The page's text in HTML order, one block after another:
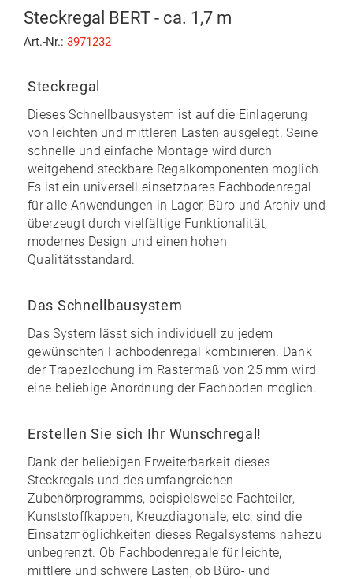
Steckregal BERT - ca. 1,7 m
Art.-Nr.: 3971232
Steckregal
Dieses Schnellbausystem ist auf die Einlagerung
von leichten und mittleren Lasten ausgelegt. Seine
schnelle und einfache Montage wird durch
weitgehend steckbare Regalkomponenten möglich.
Es ist ein universell einsetzbares Fachbodenregal
für alle Anwendungen in Lager, Büro und Archiv und
überzeugt durch vielfältige Funktionalität,
modernes Design und einen hohen
Qualitätsstandard.
Das Schnellbausystem
Das System lässt sich individuell zu jedem
gewünschten Fachbodenregal kombinieren. Dank
der Trapezlochung im Rastermaß von 25 mm wird
eine beliebige Anordnung der Fachböden möglich.
Erstellen Sie sich Ihr Wunschregal!
Dank der beliebigen Erweiterbarkeit dieses
Steckregals und des umfangreichen
Zubehörprogramms, beispielsweise Fachteiler,
Kunststoffkappen, Kreuzdiagonale, etc. sind die
Einsatzmöglichkeiten dieses Regalsystems nahezu
unbegrenzt. Ob Fachbodenregale für leichte,
mittlere und schwere Lasten, ob Büro- und